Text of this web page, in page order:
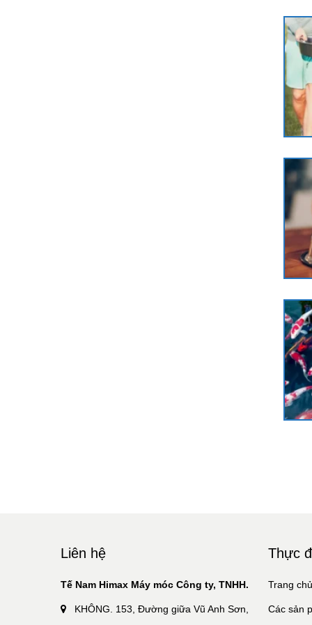
Liên hệ
Tế Nam Himax Máy móc Công ty, TNHH.
KHÔNG. 153, Đường giữa Vũ Anh Sơn,
Thực
Trang
Các sản